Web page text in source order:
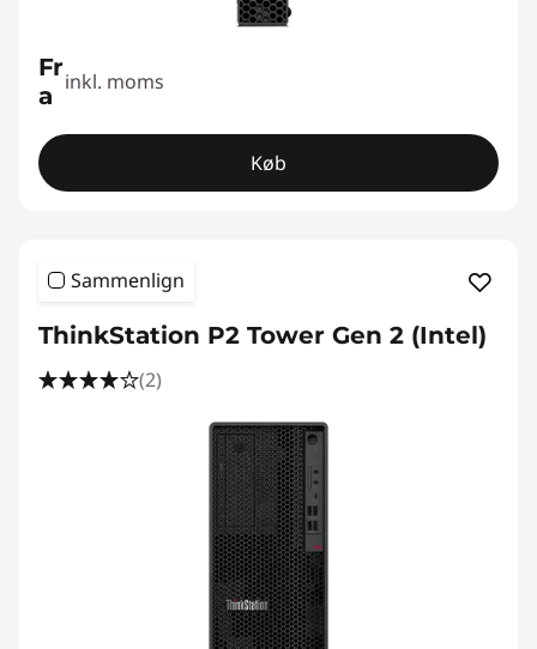
Fr
a inkl. moms
Køb
Sammenlign
ThinkStation P2 Tower Gen 2 (Intel)
(2)